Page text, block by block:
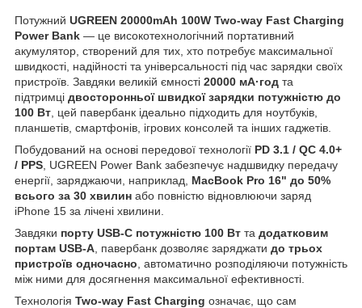
Потужний UGREEN 20000mAh 100W Two-way Fast Charging
Power Bank — це високотехнологічний портативний
акумулятор, створений для тих, хто потребує максимальної
швидкості, надійності та універсальності під час зарядки своїх
пристроїв. Завдяки великій ємності 20000 мА·год та
підтримці двосторонньої швидкої зарядки потужністю до
100 Вт , цей павербанк ідеально підходить для ноутбуків,
планшетів, смартфонів, ігрових консолей та інших гаджетів.
Побудований на основі передової технології PD 3.1 / QC 4.0+
/ PPS , UGREEN Power Bank забезпечує надшвидку передачу
енергії, заряджаючи, наприклад, MacBook Pro 16" до 50%
всього за 30 хвилин або повністю відновлюючи заряд
iPhone 15 за лічені хвилини.
Завдяки порту USB-C потужністю 100 Вт та додатковим
портам USB-A , павербанк дозволяє заряджати до трьох
пристроїв одночасно , автоматично розподіляючи потужність
між ними для досягнення максимальної ефективності.
Технологія Two-way Fast Charging означає, що сам